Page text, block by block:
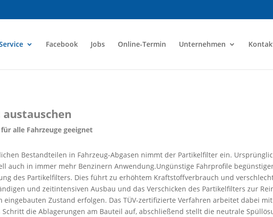
Facebook Jobs Online-Termin Unternehmen
alle Fahrzeuge geeignet
Bestandteilen in Fahrzeug-Abgasen nimmt der Partikelfilter ein.
auch in immer mehr Benzinern Anwendung.Ungünstige Fahrprofile
des Partikelfilters. Dies führt zu erhöhtem Kraftstoffverbrauch und
und zeitintensiven Ausbau und das Verschicken des Partikelfilters zur
eingebauten Zustand erfolgen. Das TÜV-zertifizierte Verfahren arbeitet dabei
die Ablagerungen am Bauteil auf, abschließend stellt die neutrale